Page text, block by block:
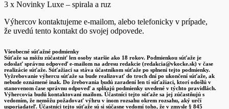
3 x Novinky Luxe – spirala a ruz
Výhercov kontaktujeme e-mailom, alebo telefonicky v prípade,
že uvedú tento kontakt do svojej odpovede.
Všeobecné súťažné podmienky
Súťaže sa môžu zúčastniť len osoby staršie ako 18 rokov. Podmienkou súťaže je
odoslať správnu odpoveď e-mailom na adresu redakcie (redakcia@vkocke.sk) v čase
realizácie súťaže. Súťažiaci sa stáva účastníkom súťaže po splnení tejto podmienky.
Vyžrebovanie výhercu súťaže sa bude realizovať do troch dní po ukončení súťaže, ak
nebude oznámené inak. Do žrebovania budú zaradení len tí súťažiaci, ktorí odošlú v
stanovenom čase správnu odpoveď a spĺňajú podmienky uvedené v týchto pravidlách.
Výhercovia budú kontaktovaní mailom. Účastníci tejto súťaže sa jej zúčastňujú s
vedomím, že nemôžu požadovať výhru v inom rozsahu okrem rozsahu, aký určí
usporiadateľ. Účastníci tejto súťaže sú si súčasne vedomí toho, že v zmysle § 845